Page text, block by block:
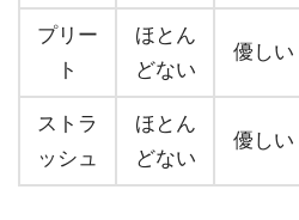
プリー
ト
ほとん
どない
優しい
ストラ
ッシュ
ほとん
どない
優しい